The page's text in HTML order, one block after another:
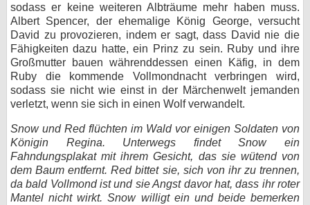
sodass er keine weiteren Albträume mehr haben muss.
Albert Spencer, der ehemalige König George, versucht
David zu provozieren, indem er sagt, dass David nie die
Fähigkeiten dazu hatte, ein Prinz zu sein. Ruby und ihre
Großmutter bauen währenddessen einen Käfig, in dem
Ruby die kommende Vollmondnacht verbringen wird,
sodass sie nicht wie einst in der Märchenwelt jemanden
verletzt, wenn sie sich in einen Wolf verwandelt.
Snow und Red flüchten im Wald vor einigen Soldaten von
Königin Regina. Unterwegs findet Snow ein
Fahndungsplakat mit ihrem Gesicht, das sie wütend von
dem Baum entfernt. Red bittet sie, sich von ihr zu trennen,
da bald Vollmond ist und sie Angst davor hat, dass ihr roter
Mantel nicht wirkt. Snow willigt ein und beide bemerken